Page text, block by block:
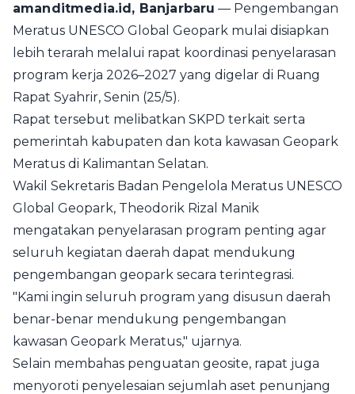
amanditmedia.id, Banjarbaru — Pengembangan
Meratus UNESCO Global Geopark mulai disiapkan
lebih terarah melalui rapat koordinasi penyelarasan
program kerja 2026–2027 yang digelar di Ruang
Rapat Syahrir, Senin (25/5).
Rapat tersebut melibatkan SKPD terkait serta
pemerintah kabupaten dan kota kawasan Geopark
Meratus di Kalimantan Selatan.
Wakil Sekretaris Badan Pengelola Meratus UNESCO
Global Geopark, Theodorik Rizal Manik
mengatakan penyelarasan program penting agar
seluruh kegiatan daerah dapat mendukung
pengembangan geopark secara terintegrasi.
"Kami ingin seluruh program yang disusun daerah
benar-benar mendukung pengembangan
kawasan Geopark Meratus," ujarnya.
Selain membahas penguatan geosite, rapat juga
menyoroti penyelesaian sejumlah aset penunjang